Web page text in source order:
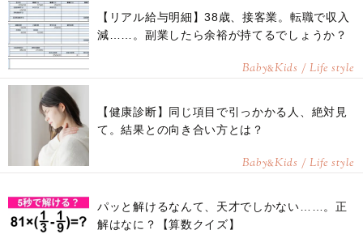
【リアル給与明細】38歳、接客業。転職で収入
減……。副業したら余裕が持てるでしょうか？
Baby&Kids / Life style
【健康診断】同じ項目で引っかかる人、絶対見
て。結果との向き合い方とは？
Baby&Kids / Life style
パッと解けるなんて、天才でしかない……。正
解はなに？【算数クイズ】